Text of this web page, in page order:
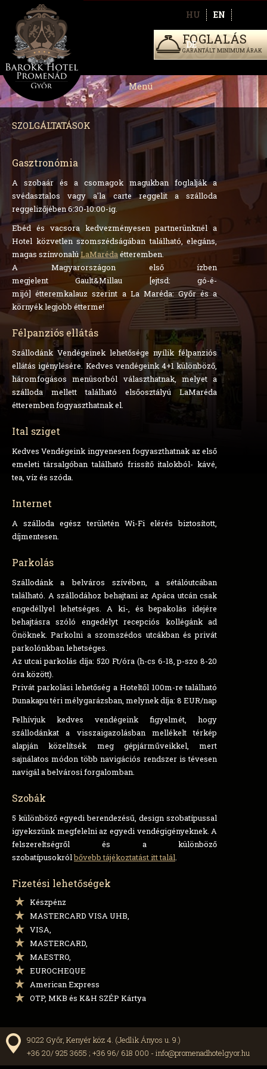
FOGLALÁS
GARANTÁLT MINIMUM ÁRAK
HU EN
DE
Menü
SZOLGÁLTATÁSOK
Gasztronómia
A szobaár és a csomagok magukban foglalják a
svédasztalos vagy a'la cartereggelit a szálloda
reggelizőjében6:30-10:00-ig.
Ebéd és vacsora kedvezményesen partnerünknél a
Hotel közvetlen szomszédságában található, elegáns,
magas színvonalúLaMarédaétteremben.
A Magyarországon első ízben
megjelentGault&Millau [ejtsd: gó-é-
mijó]étteremkalauz szerint a La Maréda: Győr és a
környék legjobb étterme!
Félpanziós ellátás
Szállodánk Vendégeinek lehetősége nyílik félpanziós
ellátás igénylésére. Kedves vendégeink 4+1 különböző,
háromfogásos menüsorból választhatnak, melyet a
szálloda mellett található elsőosztályú LaMaréda
étteremben fogyaszthatnak el.
Ital sziget
Kedves Vendégeink ingyenesen fogyaszthatnak az első
emeleti társalgóban található frissítő italokból- kávé,
tea, víz és szóda.
Internet
A szálloda egész területén Wi-Fi elérés biztosított,
díjmentesen.
Parkolás
Szállodánk a belváros szívében, a sétálóutcában
található. A szállodához behajtani az Apáca utcán csak
engedéllyel lehetséges. A ki-, és bepakolás idejére
behajtásra szóló engedélyt recepciós kollégánk ad
Önöknek. Parkolni a szomszédos utcákban és privát
parkolónkban lehetséges.
Az utcai parkolás díja: 520 Ft/óra (h-cs 6-18, p-szo 8-20
óra között).
Privát parkolási lehetőség a Hoteltől 100m-re található
Dunakapu téri mélygarázsban, melynek díja: 8 EUR/nap
Felhívjuk kedves vendégeink figyelmét, hogy
szállodánkat a visszaigazolásban mellékelt térkép
alapján közelítsék meg gépjárműveikkel, mert
sajnálatos módon több navigációs rendszer is tévesen
navigál a belvárosi forgalomban.
Szobák
5 különböző egyedi berendezésű, design szobatípussal
igyekszünk megfelelni az egyedi vendégigényeknek. A
felszereltségről és a különböző
szobatípusokrólbővebb tájékoztatást itt talál.
Fizetési lehetőségek
Készpénz
MASTERCARD VISA UHB,
VISA,
MASTERCARD,
MAESTRO,
EUROCHEQUE
American Express
OTP, MKB és K&H SZÉP Kártya
9022 Győr, Kenyér köz 4. (Jedlik Ányos u. 9.)
+36 20/ 925 3655 ; +36 96/ 618 000 - info@promenadhotelgyor.hu